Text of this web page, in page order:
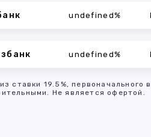
undefined%
undefined%
ставки 19.5%, первоначального
Не является офертой.